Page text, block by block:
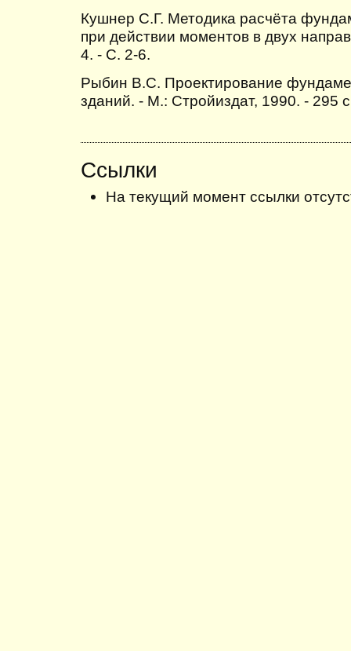
Кушнер С.Г. Методика расчёта
при действии моментов в двух
4. - С. 2-6.
Рыбин В.С. Проектирование
зданий. - М.: Стройиздат, 1990. - 295
Ссылки
На текущий момент ссылки